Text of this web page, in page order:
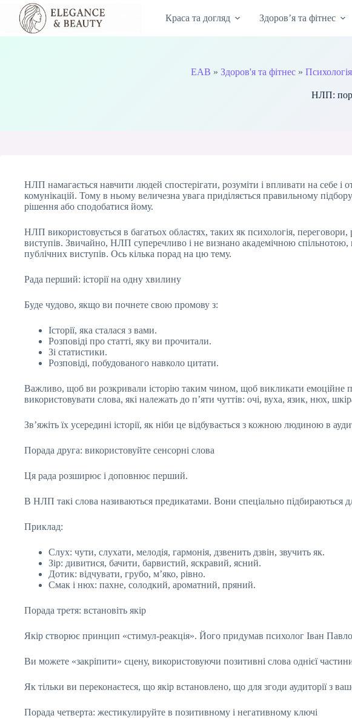
Перейти
вмісту
Краса та догляд Здоров’я та фітнес
EAB »Здоров'я та фітнес »
НЛП:
НЛП намагається навчити людей спостерігати, розуміти і впливати на себе і
комунікацій. Тому в ньому величезна увага приділяється правильному
рішення або сподобатися йому.
НЛП використовується в багатьох областях, таких як психологія,
виступів. Звичайно, НЛП суперечливо і не визнано академічною
публічних виступів. Ось кілька порад на цю тему.
Рада перший: історії на одну хвилину
Буде чудово, якщо ви почнете свою промову з:
Історії, яка сталася з вами.
Розповіді про статті, яку ви прочитали.
Зі статистики.
Розповіді, побудованого навколо цитати.
Важливо, щоб ви розкривали історію таким чином, щоб викликати емоційне
використовувати слова, які належать до п’яти чуттів: очі, вуха, язик, нюх,
Зв’яжіть їх усередині історії, як ніби це відбувається з кожною людиною в
Порада друга: використовуйте сенсорні слова
Ця рада розширює і доповнює перший.
В НЛП такі слова називаються предикатами. Вони спеціально підбираються
Приклад:
Слух: чути, слухати, мелодія, гармонія, дзвенить дзвін, звучить як.
Зір: дивитися, бачити, барвистий, яскравий, ясний.
Дотик: відчувати, грубо, м’яко, рівно.
Смак і нюх: пахне, солодкий, ароматний, пряний.
Порада третя: встановіть якір
Якір створює принцип «стимул-реакція». Його придумав психолог Іван
Ви можете «закріпити» сцену, використовуючи позитивні слова однієї
Як тільки ви переконаєтеся, що якір встановлено, що для згоди аудиторії з
Порада четверта: жестикулируйте в позитивному і негативному ключі